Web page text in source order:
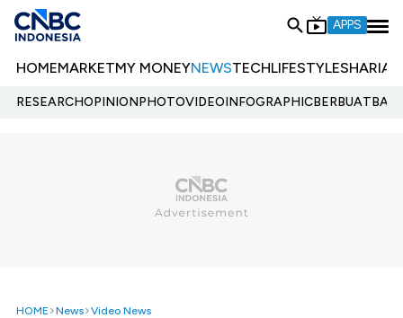
APPS
HOMEMARKETMY MONEYNEWSTECHLIFESTYLESHARIA
RESEARCHOPINIONPHOTOVIDEOINFOGRAPHIC
HOME News Video News